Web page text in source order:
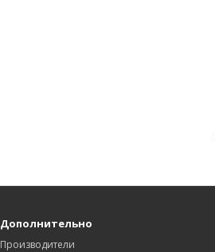
Дополнительно
Производители